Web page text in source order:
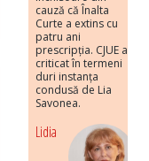
cauză că Înalta
Curte a extins cu
patru ani
prescripția. CJUE a
criticat în termeni
duri instanța
condusă de Lia
Savonea.
Lidia